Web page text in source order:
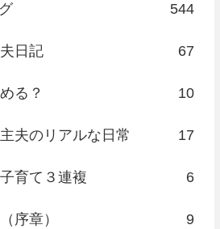
544
日記 67
る？ 10
夫のリアルな日常 17
育て３連複 6
序章） 9